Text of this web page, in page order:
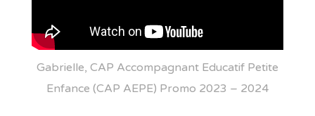
Gabrielle, CAP Accompagnant Educatif Petite
Enfance (CAP AEPE) Promo 2023 – 2024